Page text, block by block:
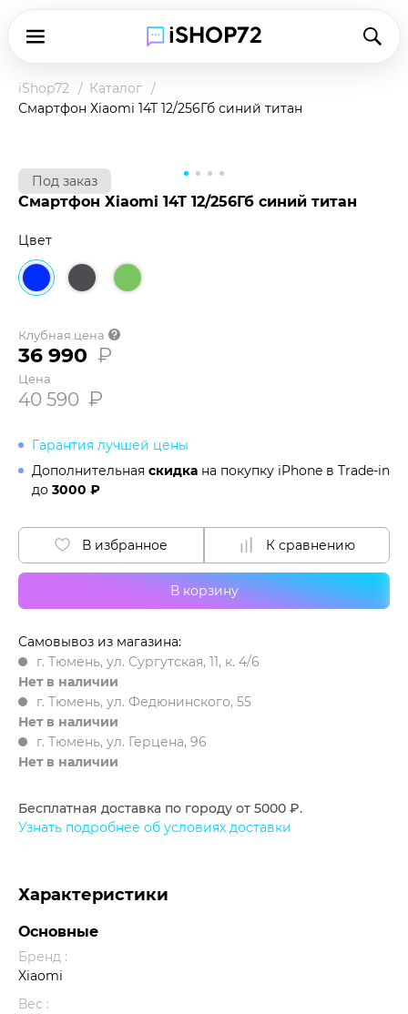
iShop72
Каталог
Смартфон Хiaomi 14T 12/256Гб синий титан
Под заказ
Смартфон Хiaomi 14T 12/256Гб синий титан
Цвет
Клубная цена
Чтобы купить товар по клубной цене,
наличными в магазине или при доставке.
Подробнее о клубной цене
36 990 ₽
Цена
40 590 ₽
Гарантия лучшей цены
Дополнительная скидка на покупку iPhone в Trade-in
до 3000 ₽
В корзину
В избранное К сравнению
Самовывоз из магазина:
г. Тюмень, ул. Сургутская, 11, к. 4/6
Нет в наличии
г. Тюмень, ул. Федюнинского, 55
Нет в наличии
г. Тюмень, ул. Герцена, 96
Нет в наличии
Бесплатная доставка по городу от 5000 ₽.
Узнать подробнее об условиях доставки
Характеристики
Основные
Бренд :
Xiaomi
Вес :